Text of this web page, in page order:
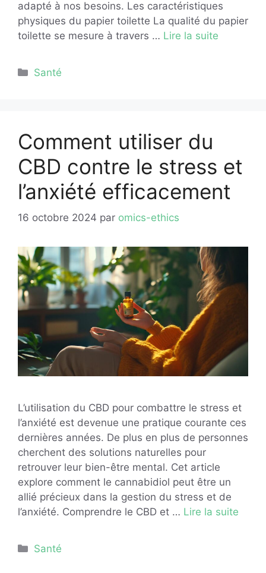
adapté à nos besoins. Les caractéristiques
physiques du papier toilette La qualité du papier
toilette se mesure à travers … Lire la suite
Catégories
Santé
Comment utiliser du
CBD contre le stress et
l’anxiété efficacement
16 octobre 2024 par omics-ethics
L’utilisation du CBD pour combattre le stress et
l’anxiété est devenue une pratique courante ces
dernières années. De plus en plus de personnes
cherchent des solutions naturelles pour
retrouver leur bien-être mental. Cet article
explore comment le cannabidiol peut être un
allié précieux dans la gestion du stress et de
l’anxiété. Comprendre le CBD et … Lire la suite
Catégories
Santé